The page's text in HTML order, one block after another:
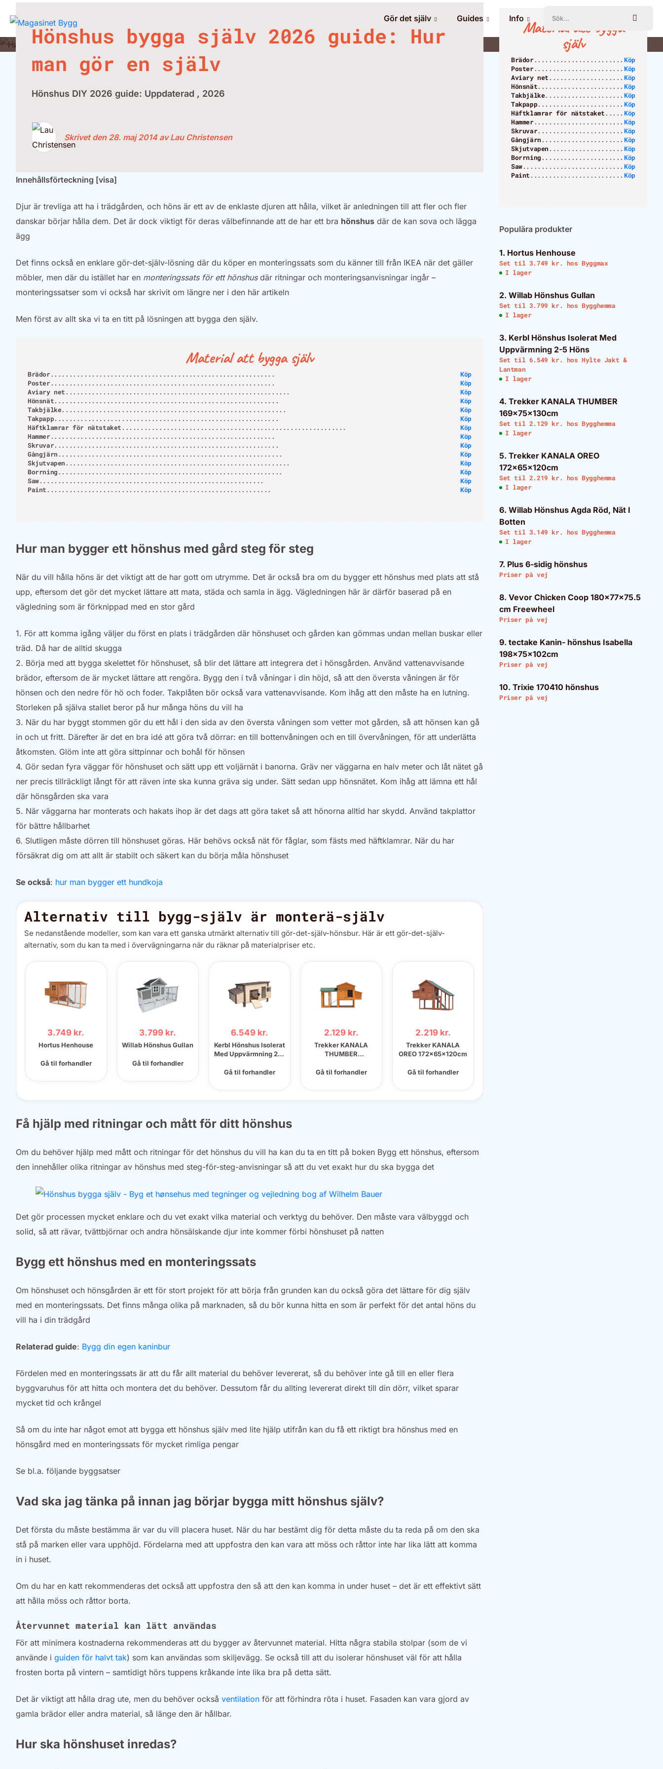
Gör det själv Guides Info
Hönshus bygga själv 2026 guide: Hur
man gör en själv
Hönshus DIY 2026 guide: Uppdaterad , 2026
Skrivet den 28. maj 2014 av Lau Christensen
Innehållsförteckning [visa]
Djur är trevliga att ha i trädgården, och höns är ett av de enklaste djuren att hålla, vilket är anledningen till att fler och fler
danskar börjar hålla dem. Det är dock viktigt för deras välbefinnande att de har ett bra hönshus där de kan sova och lägga
ägg
Det finns också en enklare gör-det-själv-lösning där du köper en monteringssats som du känner till från IKEA när det gäller
möbler, men där du istället har en monteringssats för ett hönshus där ritningar och monteringsanvisningar ingår –
monteringssatser som vi också har skrivit om längre ner i den här artikeln
Men först av allt ska vi ta en titt på lösningen att bygga den själv.
Material att bygga själv
Brädor
Köp
Poster
Köp
Aviary net
Köp
Hönsnät
Köp
Takbjälke
Köp
Takpapp
Köp
Häftklamrar för nätstaket
Köp
Hammer
Köp
Skruvar
Köp
Gångjärn
Köp
Skjutvapen
Köp
Borrning
Köp
Saw
Köp
Paint
Köp
Hur man bygger ett hönshus med gård steg för steg
När du vill hålla höns är det viktigt att de har gott om utrymme. Det är också bra om du bygger ett hönshus med plats att stå
upp, eftersom det gör det mycket lättare att mata, städa och samla in ägg. Vägledningen här är därför baserad på en
vägledning som är förknippad med en stor gård
1. För att komma igång väljer du först en plats i trädgården där hönshuset och gården kan gömmas undan mellan buskar eller
träd. Då har de alltid skugga
2. Börja med att bygga skelettet för hönshuset, så blir det lättare att integrera det i hönsgården. Använd vattenavvisande
brädor, eftersom de är mycket lättare att rengöra. Bygg den i två våningar i din höjd, så att den översta våningen är för
hönsen och den nedre för hö och foder. Takplåten bör också vara vattenavvisande. Kom ihåg att den måste ha en lutning.
Storleken på själva stallet beror på hur många höns du vill ha
3. När du har byggt stommen gör du ett hål i den sida av den översta våningen som vetter mot gården, så att hönsen kan gå
in och ut fritt. Därefter är det en bra idé att göra två dörrar: en till bottenvåningen och en till övervåningen, för att underlätta
åtkomsten. Glöm inte att göra sittpinnar och bohål för hönsen
4. Gör sedan fyra väggar för hönshuset och sätt upp ett voljärnät i banorna. Gräv ner väggarna en halv meter och låt nätet gå
ner precis tillräckligt långt för att räven inte ska kunna gräva sig under. Sätt sedan upp hönsnätet. Kom ihåg att lämna ett hål
där hönsgården ska vara
5. När väggarna har monterats och hakats ihop är det dags att göra taket så att hönorna alltid har skydd. Använd takplattor
för bättre hållbarhet
6. Slutligen måste dörren till hönshuset göras. Här behövs också nät för fåglar, som fästs med häftklamrar. När du har
försäkrat dig om att allt är stabilt och säkert kan du börja måla hönshuset
Se också: hur man bygger ett hundkoja
Alternativ till bygg-själv är monterä-själv
Se nedanstående modeller, som kan vara ett ganska utmärkt alternativ till gör-det-själv-hönsbur. Här är ett gör-det-själv-
alternativ, som du kan ta med i övervägningarna när du räknar på materialpriser etc.
3.749 kr.
Hortus Henhouse
Gå til forhandler
3.799 kr.
Willab Hönshus Gullan
Gå til forhandler
6.549 kr.
Kerbl Hönshus Isolerat
Med Uppvärmning 2-5
Gå til forhandler
2.129 kr.
Trekker KANALA
THUMBER
Gå til forhandler
2.219 kr.
Trekker KANALA
OREO 172x65x120cm
Gå til forhandler
Få hjälp med ritningar och mått för ditt hönshus
Om du behöver hjälp med mått och ritningar för det hönshus du vill ha kan du ta en titt på boken Bygg ett hönshus, eftersom
den innehåller olika ritningar av hönshus med steg-för-steg-anvisningar så att du vet exakt hur du ska bygga det
Det gör processen mycket enklare och du vet exakt vilka material och verktyg du behöver. Den måste vara välbyggd och
solid, så att rävar, tvättbjörnar och andra hönsälskande djur inte kommer förbi hönshuset på natten
Bygg ett hönshus med en monteringssats
Om hönshuset och hönsgården är ett för stort projekt för att börja från grunden kan du också göra det lättare för dig själv
med en monteringssats. Det finns många olika på marknaden, så du bör kunna hitta en som är perfekt för det antal höns du
vill ha i din trädgård
Relaterad guide: Bygg din egen kaninbur
Fördelen med en monteringssats är att du får allt material du behöver levererat, så du behöver inte gå till en eller flera
byggvaruhus för att hitta och montera det du behöver. Dessutom får du allting levererat direkt till din dörr, vilket sparar
mycket tid och krångel
Så om du inte har något emot att bygga ett hönshus själv med lite hjälp utifrån kan du få ett riktigt bra hönshus med en
hönsgård med en monteringssats för mycket rimliga pengar
Se bl.a. följande byggsatser
Vad ska jag tänka på innan jag börjar bygga mitt hönshus själv?
Det första du måste bestämma är var du vill placera huset. När du har bestämt dig för detta måste du ta reda på om den ska
stå på marken eller vara upphöjd. Fördelarna med att uppfostra den kan vara att möss och råttor inte har lika lätt att komma
in i huset.
Om du har en katt rekommenderas det också att uppfostra den så att den kan komma in under huset – det är ett effektivt sätt
att hålla möss och råttor borta.
Återvunnet material kan lätt användas
För att minimera kostnaderna rekommenderas att du bygger av återvunnet material. Hitta några stabila stolpar (som de vi
använde i guiden för halvt tak) som kan användas som skiljevägg. Se också till att du isolerar hönshuset väl för att hålla
frosten borta på vintern – samtidigt hörs tuppens kråkande inte lika bra på detta sätt.
Det är viktigt att hålla drag ute, men du behöver också ventilation för att förhindra röta i huset. Fasaden kan vara gjord av
gamla brädor eller andra material, så länge den är hållbar.
Hur ska hönshuset inredas?
Material att bygga
själv
Brädor
Köp
Poster
Köp
Aviary net
Köp
Hönsnät
Köp
Takbjälke
Köp
Takpapp
Köp
Häftklamrar för nätstaket
Köp
Hammer
Köp
Skruvar
Köp
Gångjärn
Köp
Skjutvapen
Köp
Borrning
Köp
Saw
Köp
Paint
Köp
Populära produkter
1. Hortus Henhouse
Set til 3.749 kr. hosByggmax
I lager
2. Willab Hönshus Gullan
Set til 3.799 kr. hosBygghemma
I lager
3. Kerbl Hönshus Isolerat Med
Uppvärmning 2-5 Höns
Set til 6.549 kr. hosHylte Jakt &
Lantman
I lager
4. Trekker KANALA THUMBER
169x75x130cm
Set til 2.129 kr. hosBygghemma
I lager
5. Trekker KANALA OREO
172x65x120cm
Set til 2.219 kr. hosBygghemma
I lager
6. Willab Hönshus Agda Röd, Nät I
Botten
Set til 3.149 kr. hosBygghemma
I lager
7. Plus 6-sidig hönshus
Priser på vej
8. Vevor Chicken Coop 180x77x75.5
cm Freewheel
Priser på vej
9. tectake Kanin- hönshus Isabella
198x75x102cm
Priser på vej
10. Trixie 170410 hönshus
Priser på vej